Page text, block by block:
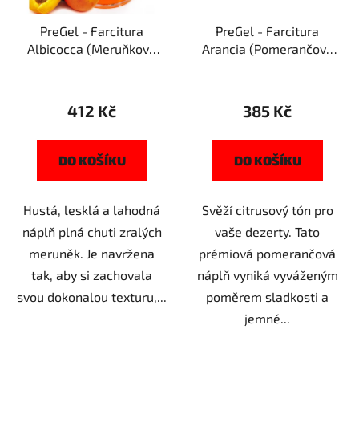
PreGel - Farcitura
Albicocca (Meruňková
412 Kč
DO KOŠÍKU
Hustá, lesklá a lahodná
náplň plná chuti zralých
meruněk. Je navržena
tak, aby si zachovala
svou dokonalou texturu,...
PreGel - Farcitura
Arancia (Pomerančová
385 Kč
DO KOŠÍKU
Svěží citrusový tón pro
vaše dezerty. Tato
prémiová pomerančová
náplň vyniká vyváženým
poměrem sladkosti a
jemné...